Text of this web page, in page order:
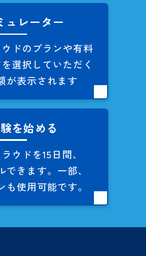
ュレーター
ドのプランや有料
選択していただく
が表示されます
を始める
ウドを15日間、
きます。 一部、
も使用可能です。